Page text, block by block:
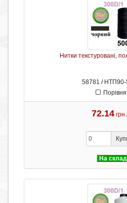
Нитки текстуровані,
58781 / НТП90-
72.14
На